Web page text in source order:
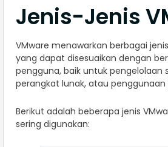
Jenis-Jenis
VMware menawarkan berbagai
yang dapat disesuaikan dengan
pengguna, baik untuk pengelolaan
perangkat lunak, atau penggunaan
Berikut adalah beberapa jenis
sering digunakan: